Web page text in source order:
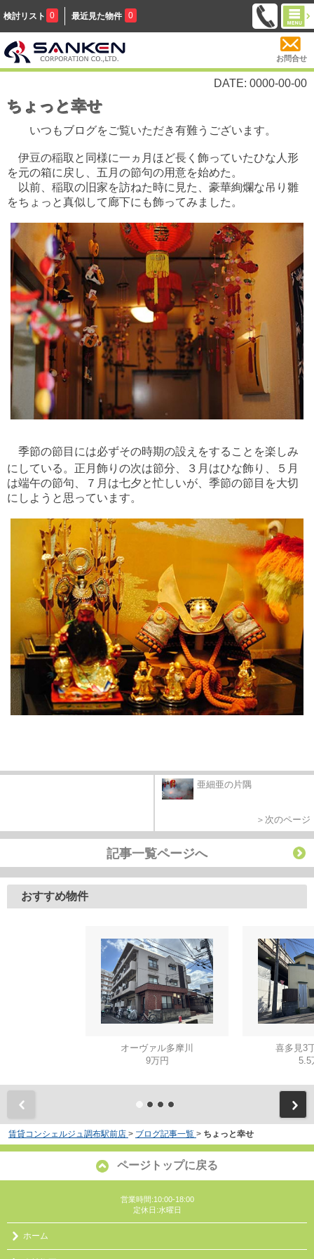
検討リスト 0 最近見た物件 0
お問合せ
DATE: 0000-00-00
ちょっと幸せ
いつもブログをご覧いただき有難うございます。
伊豆の稲取と同様に一ヵ月ほど長く飾っていたひな人形
を元の箱に戻し、五月の節句の用意を始めた。
以前、稲取の旧家を訪ねた時に見た、豪華絢爛な吊り雛
をちょっと真似して廊下にも飾ってみました。
季節の節目には必ずその時期の設えをすることを楽しみ
にしている。正月飾りの次は節分、３月はひな飾り、５月
は端午の節句、７月は七夕と忙しいが、季節の節目を大切
にしようと思っています。
亜細亜の片隅
＞次のページ
記事一覧ページへ
おすすめ物件
オーヴァル多摩川
9万円
喜多見3
5.5
賃貸コンシェルジュ調布駅前店 > ブログ記事一覧 > ちょっと幸せ
ページトップに戻る
営業時間:10:00-18:00
定休日:水曜日
ホーム